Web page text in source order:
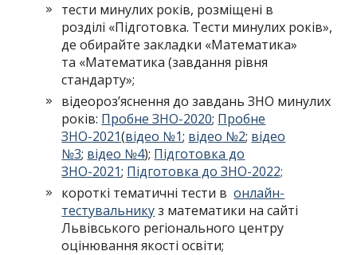
тести минулих років, розміщені в
розділі «Підготовка. Тести минулих років»,
де обирайте закладки «Математика»
та «Математика (завдання рівня
стандарту»;
відеороз’яснення до завдань ЗНО минулих
років: Пробне ЗНО-2020; Пробне
ЗНО-2021(відео №1; відео №2; відео
№3; відео №4); Підготовка до
ЗНО-2021; Підготовка до ЗНО-2022;
короткі тематичні тести вонлайн-
тестувальникуз математики на сайті
Львівського регіонального центру
оцінювання якості освіти;